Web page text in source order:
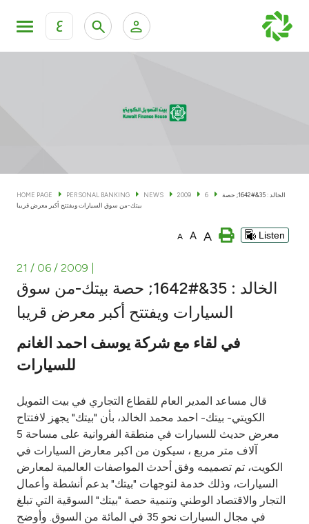
ع
KFH Online Corporate Banking Services
Cards
Banking Tiers
Investment
Tools & Services
After Sales Services
Contact us
Branch & ATM locator
HOME PAGE PERSONAL BANKING NEWS 2009 6
الخالد : 35&#1642; حصة
بيتك-من سوق السيارات ويفتتح أكبر معرض قريبا
A A A Listen
21 / 06 / 2009
الخالد : 35&#1642; حصة بيتك-من سوق
السيارات ويفتتح أكبر معرض قريبا
في لقاء مع شركة يوسف احمد الغانم
للسيارات
قال مساعد المدير العام للقطاع التجاري في بيت التمويل
الكويتي- بيتك- احمد محمد الخالد، بأن "بيتك" يجهز لافتتاح
معرض حديث للسيارات في منطقة الفروانية على مساحة 5
آلاف متر مربع ، سيكون من اكبر معارض السيارات في
الكويت، تم تصميمه وفق أحدث المواصفات العالمية لمعارض
السيارات، وذلك خدمة لتوجهات "بيتك" بدعم أنشطة وأعمال
التجار والاقتصاد الوطني وتنمية حصة "بيتك" السوقية التي تبلغ
في مجال السيارات نحو 35 في المائة من السوق. وأوضح